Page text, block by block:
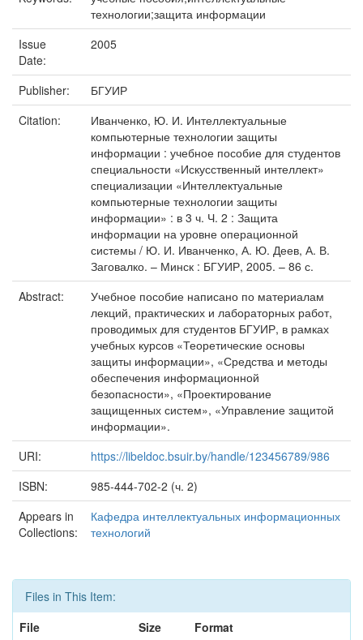
технологии;защита информации
Issue
Date:
2005
Publisher:
БГУИР
Citation:
Иванченко, Ю. И. Интеллектуальные
компьютерные технологии защиты
информации : учебное пособие для студентов
специальности «Искусственный интеллект»
специализации «Интеллектуальные
компьютерные технологии защиты
информации» : в 3 ч. Ч. 2 : Защита
информации на уровне операционной
системы / Ю. И. Иванченко, А. Ю. Деев, А. В.
Заговалко. – Минск : БГУИР, 2005. – 86 с.
Abstract:
Учебное пособие написано по материалам
лекций, практических и лабораторных работ,
проводимых для студентов БГУИР, в рамках
учебных курсов «Теоретические основы
защиты информации», «Средства и методы
обеспечения информационной
безопасности», «Проектирование
защищенных систем», «Управление защитой
информации».
URI:
https://libeldoc.bsuir.by/handle/123456789/986
ISBN:
985-444-702-2 (ч. 2)
Appears in
Collections:
Кафедра интеллектуальных информационных
технологий
Files in This Item:
File
Size Format